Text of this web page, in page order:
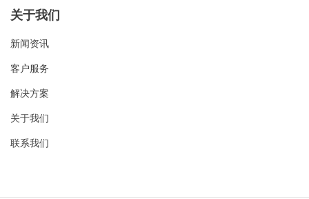
关于我们
新闻资讯
客户服务
解决方案
关于我们
联系我们